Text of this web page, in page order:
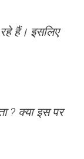
हैं। इसलिए
? क्या इस पर